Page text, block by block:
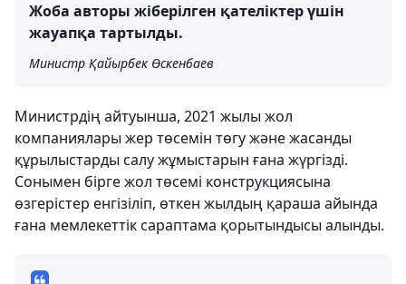
Жоба авторы жіберілген қателіктер үшін
жауапқа тартылды.
Министр Қайырбек Өскенбаев
Министрдің айтуынша, 2021 жылы жол
компаниялары жер төсемін төгу және жасанды
құрылыстарды салу жұмыстарын ғана жүргізді.
Сонымен бірге жол төсемі конструкциясына
өзгерістер енгізіліп, өткен жылдың қараша айында
ғана мемлекеттік сараптама қорытындысы алынды.